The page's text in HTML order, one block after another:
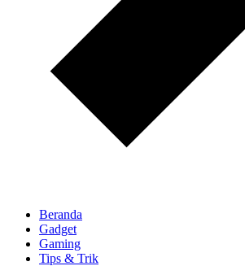
Beranda
Gadget
Gaming
Tips & Trik